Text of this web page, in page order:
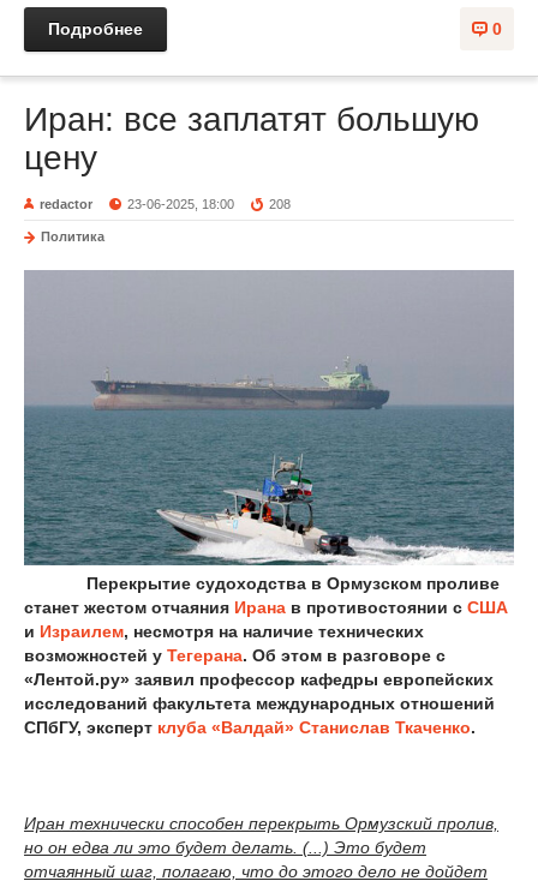
0
Подробнее
Иран: все заплатят большую
цену
redactor 23-06-2025, 18:00 208
Политика
Перекрытие судоходства в Ормузском проливе
станет жестом отчаяния Ирана в противостоянии с США
и Израилем, несмотря на наличие технических
возможностей у Тегерана. Об этом в разговоре с
«Лентой.ру» заявил профессор кафедры европейских
исследований факультета международных отношений
СПбГУ, эксперт клуба «Валдай» Станислав Ткаченко.
Иран технически способен перекрыть Ормузский пролив,
но он едва ли это будет делать. (...) Это будет
отчаянный шаг, полагаю, что до этого дело не дойдет